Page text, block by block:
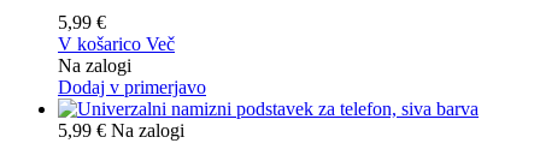
5,99 €
V košarico Več
Na zalogi
Dodaj v primerjavo
5,99 € Na zalogi